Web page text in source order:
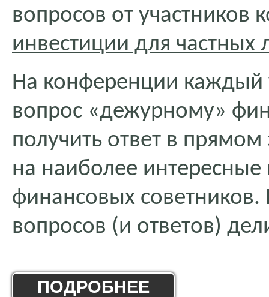
вопросов от участников
инвестиции для частных
На конференции каждый
вопрос «дежурному»
получить ответ в
на наиболее
финансовых
вопросов (и ответов)
ПОДРОБНЕЕ